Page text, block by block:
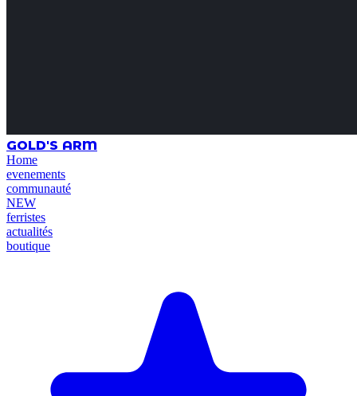
GOLD'S ARM
Home
evenements
communauté
NEW
ferristes
actualités
boutique